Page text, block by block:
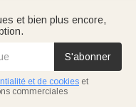
et bien plus encore,
S'abonner
et de cookies et
commerciales